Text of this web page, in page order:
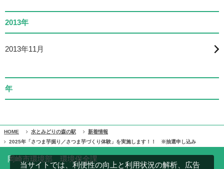
2013年
2013年11月
年
HOME 水とみどりの森の駅
新着情報
2025年「さつま芋掘り／さつま芋づくり体験」を実施します！！ ※抽選申し込み
岡崎市環境部 環境保全課
当サイトでは、利便性の向上と利用状況の解析、広告